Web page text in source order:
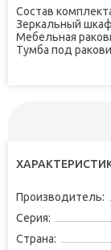
Состав
Зеркальный
Мебельная
Тумба под
Производитель:
Серия:
Страна: